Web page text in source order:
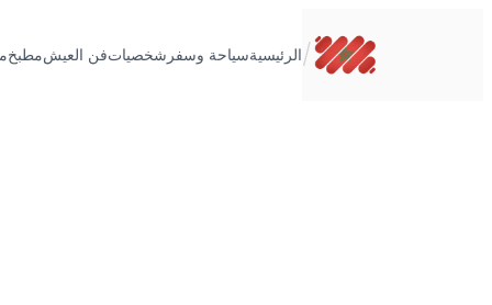
/الرئيسيةسياحة وسفر شخصياتفن العيشمطبخ